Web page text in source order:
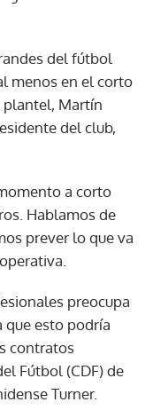
del fútbol
menos en el corto
plantel, Martín
del club,
a corto
Hablamos de
prever lo que va
preocupa
esto podría
contratos
Fútbol (CDF) de
Turner.